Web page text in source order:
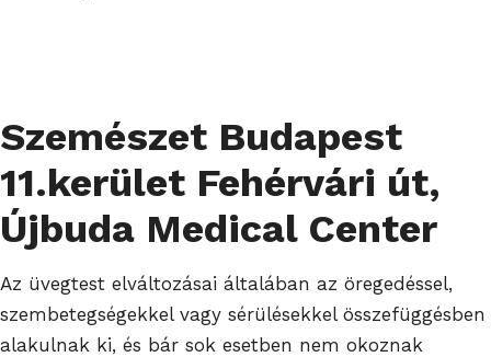
Szemészet Budapest
11.kerület Fehérvári út,
Újbuda Medical Center
Az üvegtest elváltozásai általában az öregedéssel,
szembetegségekkel vagy sérülésekkel összefüggésben
alakulnak ki, és bár sok esetben nem okoznak